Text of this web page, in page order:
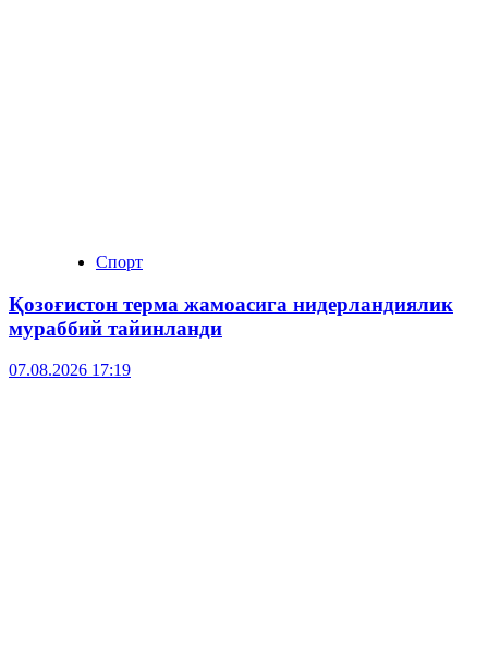
Спорт
Қозоғистон терма жамоасига нидерландиялик
мураббий тайинланди
07.08.2026 17:19